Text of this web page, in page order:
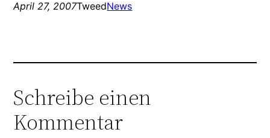
April 27, 2007TweedNews
Schreibe einen
Kommentar